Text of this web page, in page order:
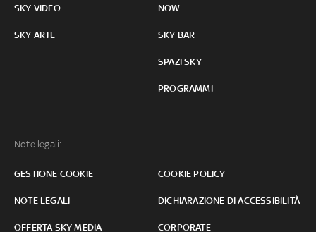
SKY VIDEO
SKY ARTE
NOW
SKY BAR
SPAZI SKY
PROGRAMMI
Note legali:
GESTIONE COOKIE COOKIE POLICY
NOTE LEGALI DICHIARAZIONE DI ACCESSIBILITÀ
OFFERTA SKY MEDIA CORPORATE